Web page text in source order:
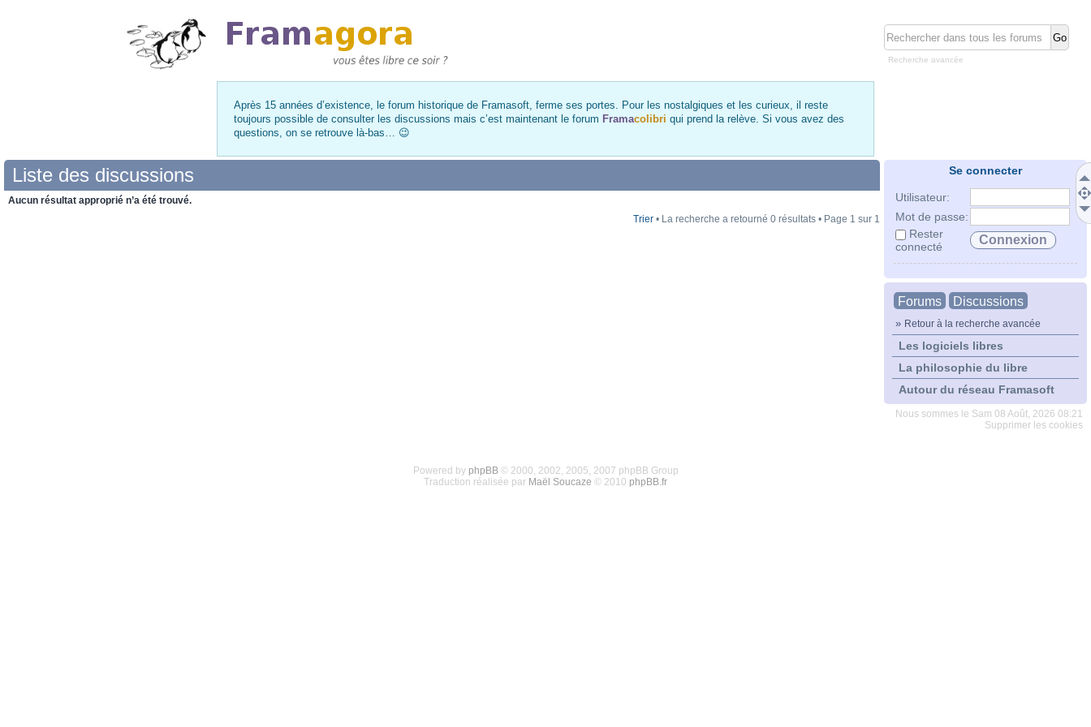
Recherche avancée
Après 15 années d’existence, le forum historique de Framasoft, ferme ses portes. Pour les nostalgiques et les curieux, il reste
toujours possible de consulter les discussions mais c’est maintenant le forum Framacolibri qui prend la relève. Si vous avez des
questions, on se retrouve là-bas… 😉
Se connecter
Utilisateur:
Mot de passe:
Rester
connecté
Forums Discussions
» Retour à la recherche avancée
Les logiciels libres
La philosophie du libre
Autour du réseau Framasoft
Nous sommes le Sam 08 Août, 2026 08:21
Supprimer les cookies
Liste des discussions
Aucun résultat approprié n’a été trouvé.
Trier • La recherche a retourné 0 résultats • Page 1 sur 1
Powered by phpBB© 2000, 2002, 2005, 2007 phpBB Group
Traduction réalisée par Maël Soucaze © 2010 phpBB.fr